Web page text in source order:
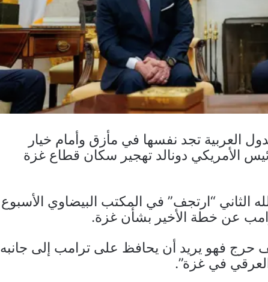
العربية تجد نفسها في مأزق وأمام خيار
الأمريكي دونالد تهجير سكان قطاع غزة
الثاني “ارتجف” في المكتب البيضاوي الأسبوع
عن خطة الأخير بشأن غزة.
حرج فهو يريد أن يحافظ على ترامب إلى جانبه
في غزة”.